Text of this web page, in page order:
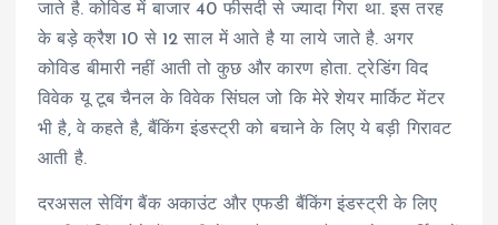
जाते है. कोविड में बाजार 40 फीसदी से ज्यादा गिरा था. इस तरह
के बड़े क्रैश 10 से 12 साल में आते है या लाये जाते है. अगर
कोविड बीमारी नहीं आती तो कुछ और कारण होता. ट्रेडिंग विद
विवेक यू टूब चैनल के विवेक सिंघल जो कि मेरे शेयर मार्किट मेंटर
भी है, वे कहते है, बैंकिंग इंडस्ट्री को बचाने के लिए ये बड़ी गिरावट
आती है.
दरअसल सेविंग बैंक अकाउंट और एफडी बैंकिंग इंडस्ट्री के लिए